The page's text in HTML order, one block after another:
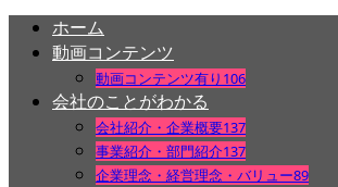
ホーム
動画コンテンツ
動画コンテンツ有り 106
会社のことがわかる
会社紹介・企業概要137
事業紹介・部門紹介137
企業理念・経営理念・バリュー89